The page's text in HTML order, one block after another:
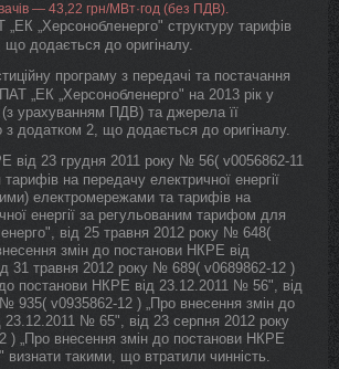
— 43,22 грн/МВт·год (без ПДВ).
„ЕК „Херсонобленерго" структуру тарифів
що додається до оригіналу.
програму з передачі та постачання
ПАТ „ЕК „Херсонобленерго" на 2013 рік у
(з урахуванням ПДВ) та джерела її
з додатком 2, що додається до оригіналу.
від 23 грудня 2011 року № 56( v0056862-11
на передачу електричної енергії
електромережами та тарифів на
енергії за регульованим тарифом для
від 25 травня 2012 року № 648(
змін до постанови НКРЕ від
31 травня 2012 року № 689( v0689862-12 )
постанови НКРЕ від 23.12.2011 № 56", від
935( v0935862-12 ) „Про внесення змін до
№ 65", від 23 серпня 2012 року
) „Про внесення змін до постанови НКРЕ
такими, що втратили чинність.